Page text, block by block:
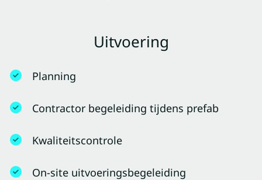
Uitvoering
Planning
Contractor begeleiding tijdens prefab
Kwaliteitscontrole
On-site uitvoeringsbegeleiding